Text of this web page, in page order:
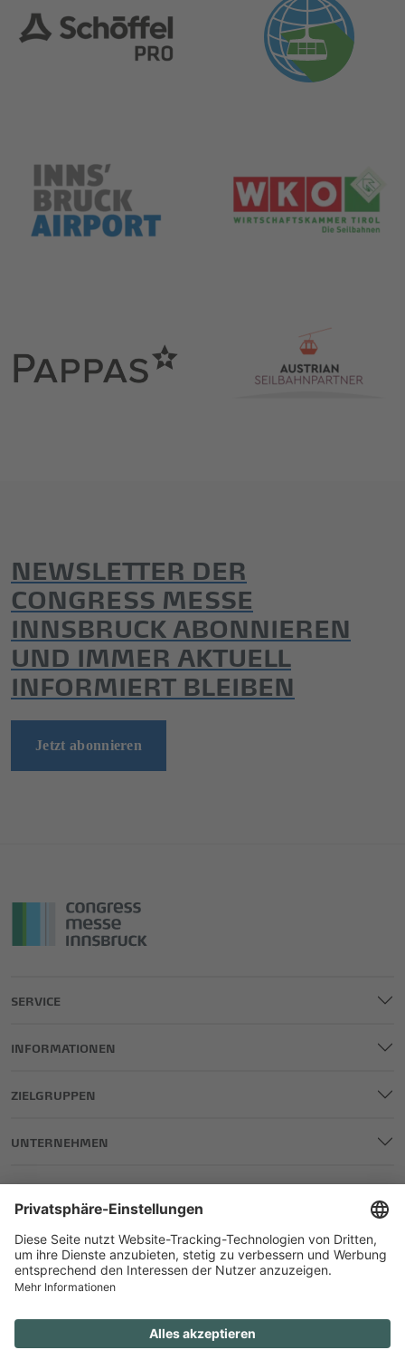
NEWSLETTER DER
CONGRESS MESSE
INNSBRUCK ABONNIEREN
UND IMMER AKTUELL
INFORMIERT BLEIBEN
Jetzt abonnieren
SERVICE
INFORMATIONEN
ZIELGRUPPEN
UNTERNEHMEN
IMPRESSUM
DATENSCHUTZ
TEILNAHME GEWINNSPIELE